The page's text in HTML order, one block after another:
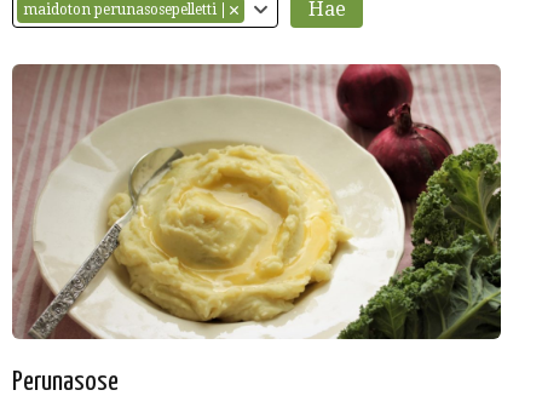
maidoton perunasosepelletti
Perunasose